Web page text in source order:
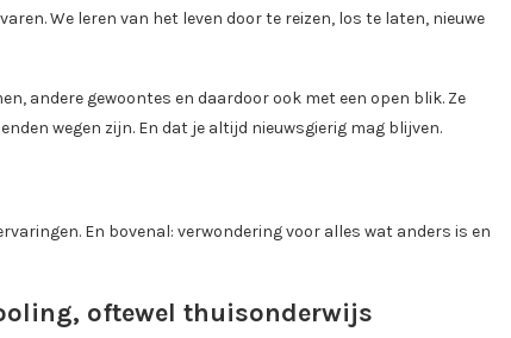
We leren van het leven door te reizen, los te laten, nieuwe
andere gewoontes en daardoor ook met een open blik. Ze
wegen zijn. En dat je altijd nieuwsgierig mag blijven.
En bovenal: verwondering voor alles wat anders is en
oftewel thuisonderwijs